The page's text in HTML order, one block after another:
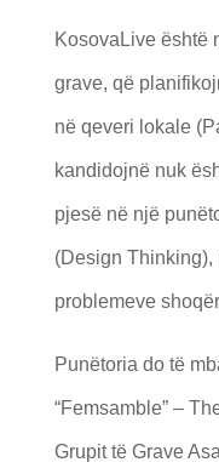
KosovaLive është
grave, që
në qeveri lokale
kandidojnë nuk
pjesë në një
(Design Thinking),
problemeve
Punëtoria do të
“Femsamble” –
Grupit të Grave